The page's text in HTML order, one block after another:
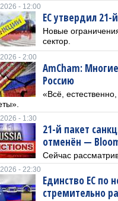
- 12:00
ЕС утвердил 21-
Новые
сектор.
- 2:00
AmCham:
Россию
«Всё,
- 1:30
21-й пакет
отменён —
Сейчас
- 22:30
Единство ЕС по
стремительно